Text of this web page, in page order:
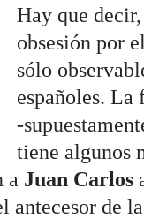
Hay que
obsesión por
sólo
españoles.
-
tiene algunos
a Juan Carlos
antecesor de